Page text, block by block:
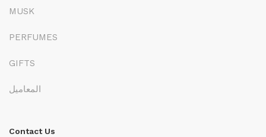
MUSK
PERFUMES
GIFTS
المعاميل
Contact Us